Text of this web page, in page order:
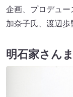
企画、プロデュ
加奈子氏、渡辺歩
明石家さん